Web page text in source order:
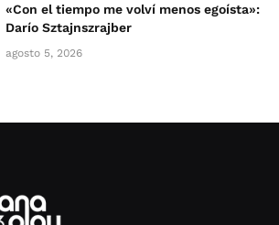
«Con el tiempo me volví menos egoísta»:
Darío Sztajnszrajber
agosto 5, 2026